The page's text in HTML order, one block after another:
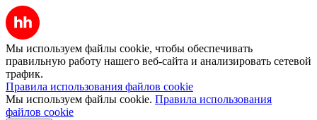
Мы используем файлы cookie, чтобы обеспечивать
правильную работу нашего веб-сайта и анализировать сетевой
трафик.
Правила использования файлов cookie
Мы используем файлы cookie. Правила использования
файлов cookie